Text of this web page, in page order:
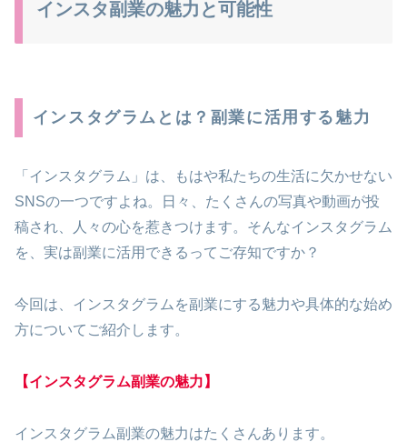
インスタ副業の魅力と可能性
インスタグラムとは？副業に活用する魅力
「インスタグラム」は、もはや私たちの生活に欠かせない
SNSの一つですよね。日々、たくさんの写真や動画が投
稿され、人々の心を惹きつけます。そんなインスタグラム
を、実は副業に活用できるってご存知ですか？
今回は、インスタグラムを副業にする魅力や具体的な始め
方についてご紹介します。
【インスタグラム副業の魅力】
インスタグラム副業の魅力はたくさんあります。